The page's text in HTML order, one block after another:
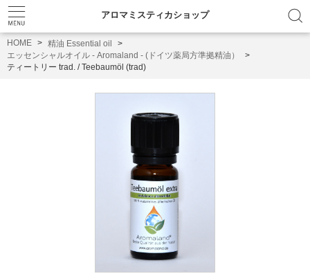
アロマミスティカショップ
HOME
精油 Essential oil
エッセンシャルオイル - Aromaland - (ドイツ薬局方準拠精油）
ティートリー trad. / Teebaumöl (trad)